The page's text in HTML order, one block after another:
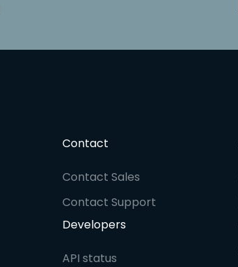
Contact
Contact Sales
Contact Support
Developers
API status